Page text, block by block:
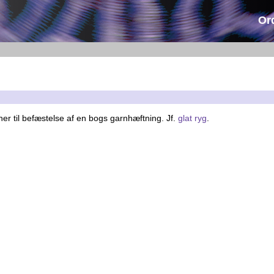
til befæstelse af en bogs garnhæftning. Jf. glat ryg